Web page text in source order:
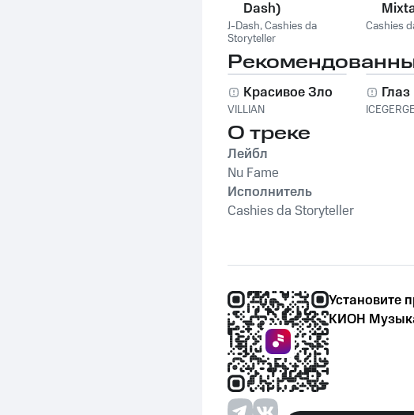
Dash)
J-Dash,Cashies da
Storyteller
Cashies
Красивое Зло
VILLIAN
О треке
Лейбл
Nu Fame
Исполнитель
Cashies da Storyteller
Установите
КИОН